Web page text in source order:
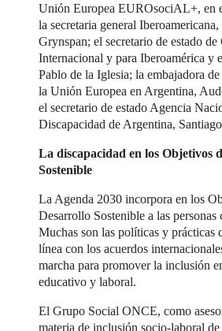
Unión Europea EUROsociAL+, en
la secretaria general Iberoamericana,
Grynspan; el secretario de estado de
Internacional y para Iberoamérica y
Pablo de la Iglesia; la embajadora
la Unión Europea en Argentina,
el secretario de estado Agencia
Discapacidad de Argentina,
La discapacidad en los Objetivos
Sostenible
La Agenda 2030 incorpora en los
Desarrollo Sostenible a las personas
Muchas son las políticas y prácticas
línea con los acuerdos
marcha para promover la inclusión
educativo y laboral.
El Grupo Social ONCE, como
materia de inclusión socio-laboral de